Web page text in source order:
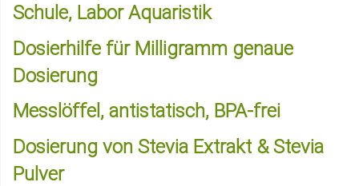
Schule, Labor Aquaristik
Dosierhilfe für Milligramm genaue
Dosierung
Messlöffel, antistatisch, BPA-frei
Dosierung von Stevia Extrakt & Stevia
Pulver